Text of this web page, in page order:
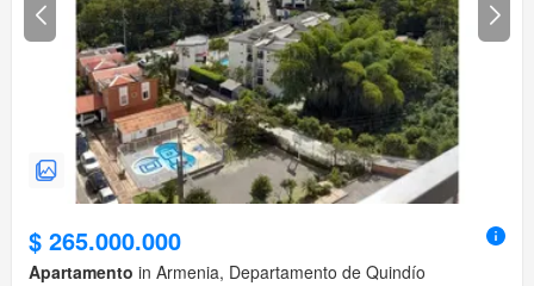
$ 265.000.000
Apartamento in Armenia, Departamento de Quindío